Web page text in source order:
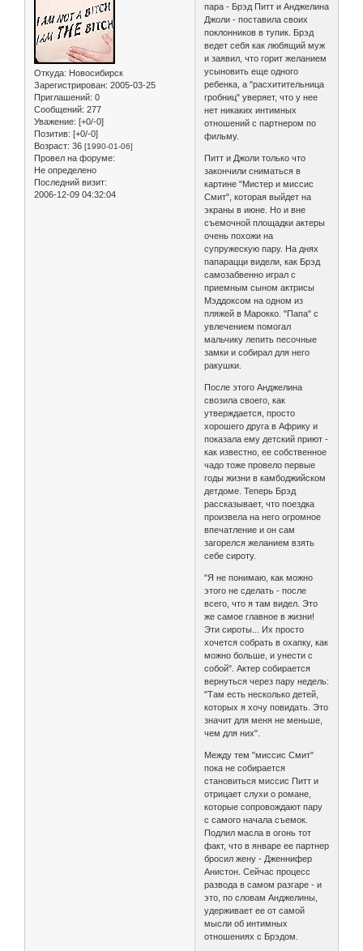
Откуда: Новосибирск
Зарегистрирован: 2005-03-25
Приглашений: 0
Сообщений: 277
Уважение: [+0/-0]
Позитив: [+0/-0]
Возраст: 36 [1990-01-06]
Провел на форуме:
Не определено
Последний визит:
2006-12-09 04:32:04
пара - Брэд Питт и Анджелина
Джоли - поставила своих
поклонников в тупик. Брэд
ведет себя как любящий муж
и заявил, что горит желанием
усыновить еще одного
ребенка, а "расхитительница
гробниц" уверяет, что у нее
нет никаких интимных
отношений с партнером по
фильму.
Питт и Джоли только что
закончили сниматься в
картине "Мистер и миссис
Смит", которая выйдет на
экраны в июне. Но и вне
съемочной площадки актеры
очень похожи на
супружескую пару. На днях
папарацци видели, как Брэд
самозабвенно играл с
приемным сыном актрисы
Мэддоксом на одном из
пляжей в Марокко. "Папа" с
увлечением помогал
мальчику лепить песочные
замки и собирал для него
ракушки.
После этого Анджелина
свозила своего, как
утверждается, просто
хорошего друга в Африку и
показала ему детский приют -
как известно, ее собственное
чадо тоже провело первые
годы жизни в камбоджийском
детдоме. Теперь Брэд
рассказывает, что поездка
произвела на него огромное
впечатление и он сам
загорелся желанием взять
себе сироту.
"Я не понимаю, как можно
этого не сделать - после
всего, что я там видел. Это
же самое главное в жизни!
Эти сироты... Их просто
хочется собрать в охапку, как
можно больше, и унести с
собой". Актер собирается
вернуться через пару недель:
"Там есть несколько детей,
которых я хочу повидать. Это
значит для меня не меньше,
чем для них".
Между тем "миссис Смит"
пока не собирается
становиться миссис Питт и
отрицает слухи о романе,
которые сопровождают пару
с самого начала съемок.
Подлил масла в огонь тот
факт, что в январе ее партнер
бросил жену - Дженнифер
Анистон. Сейчас процесс
развода в самом разгаре - и
это, по словам Анджелины,
удерживает ее от самой
мысли об интимных
отношениях с Брэдом.